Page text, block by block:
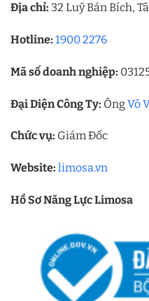
Địa chỉ: 32 Luỹ Bán Bích,
Hotline: 1900 2276
Mã số doanh nghiệp:
Đại Diện Công Ty: ÔngVõ
Chức vụ: Giám Đốc
Website: limosa.vn
Hồ Sơ Năng Lực Limosa